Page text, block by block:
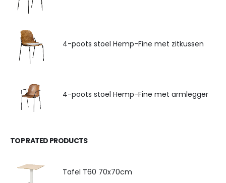
4-poots stoel Hemp-Fine met zitkussen
4-poots stoel Hemp-Fine met armlegger
TOP RATED PRODUCTS
Tafel T60 70x70cm